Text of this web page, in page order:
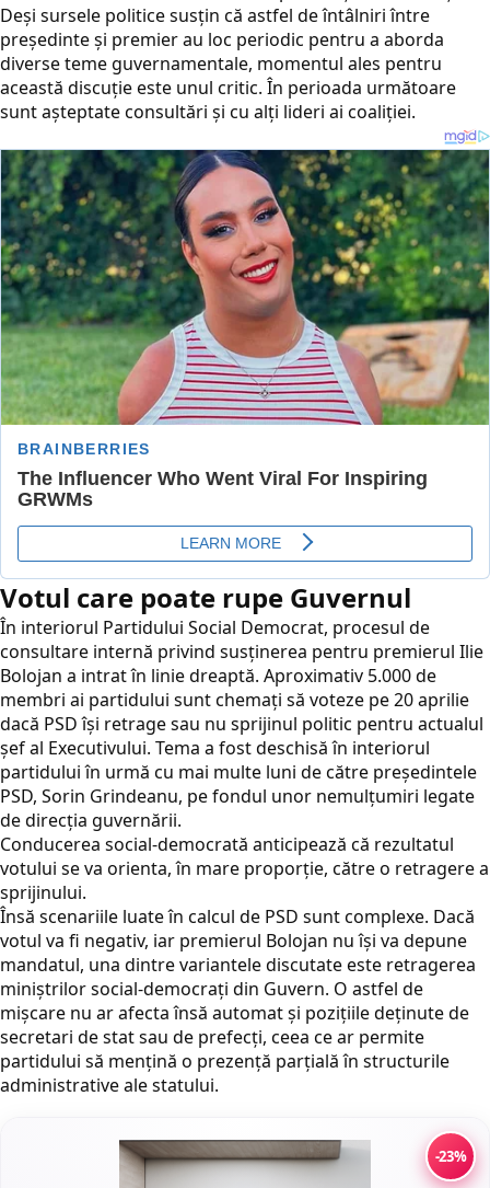
Deși sursele politice susțin că astfel de întâlniri între
președinte și premier au loc periodic pentru a aborda
diverse teme guvernamentale, momentul ales pentru
această discuție este unul critic. În perioada următoare
sunt așteptate consultări și cu alți lideri ai coaliției.
Votul care poate rupe Guvernul
În interiorul Partidului Social Democrat, procesul de
consultare internă privind susținerea pentru premierul Ilie
Bolojan a intrat în linie dreaptă. Aproximativ 5.000 de
membri ai partidului sunt chemați să voteze pe 20 aprilie
dacă PSD își retrage sau nu sprijinul politic pentru actualul
șef al Executivului. Tema a fost deschisă în interiorul
partidului în urmă cu mai multe luni de către președintele
PSD, Sorin Grindeanu, pe fondul unor nemulțumiri legate
de direcția guvernării.
Conducerea social-democrată anticipează că rezultatul
votului se va orienta, în mare proporție, către o retragere a
sprijinului.
Însă scenariile luate în calcul de PSD sunt complexe. Dacă
votul va fi negativ, iar premierul Bolojan nu își va depune
mandatul, una dintre variantele discutate este retragerea
miniștrilor social-democrați din Guvern. O astfel de
mișcare nu ar afecta însă automat și pozițiile deținute de
secretari de stat sau de prefecți, ceea ce ar permite
partidului să mențină o prezență parțială în structurile
administrative ale statului.
-23%